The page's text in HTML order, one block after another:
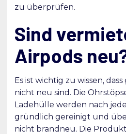
zu überprüfen.
Sind
Airpods
Es ist wichtig zu wissen,
nicht neu sind. Die
Ladehülle werden nach
gründlich gereinigt und
nicht brandneu. Die